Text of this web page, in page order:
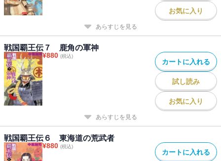
お気に入り
あらすじを見る
戦国覇王伝７ 鹿角の軍神
¥880 (税込)
カートに入れる
試し読み
お気に入り
あらすじを見る
戦国覇王伝６ 東海道の荒武者
¥880 (税込)
カートに入れる